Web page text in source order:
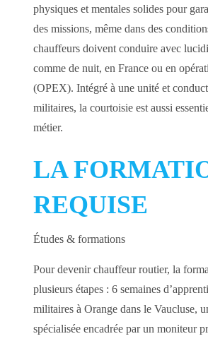
physiques et mentales solides pour
des missions, même dans des
chauffeurs doivent conduire avec
comme de nuit, en France ou en
(OPEX). Intégré à une unité et
militaires, la courtoisie est aussi
métier.
LA
REQUISE
Études & formations
Pour devenir chauffeur routier, la
plusieurs étapes : 6 semaines
militaires à Orange dans le Vaucluse,
spécialisée encadrée par un moniteur